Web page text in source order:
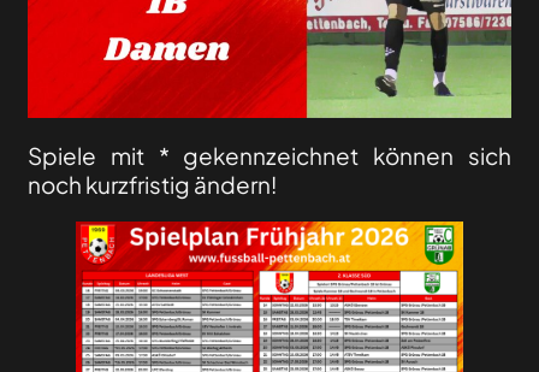
Spiele mit * gekennzeichnet können sich
noch kurzfristig ändern!